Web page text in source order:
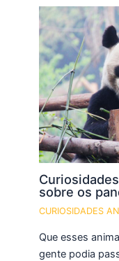
sobre os
CURIOSIDADES
Que esses
gente podia